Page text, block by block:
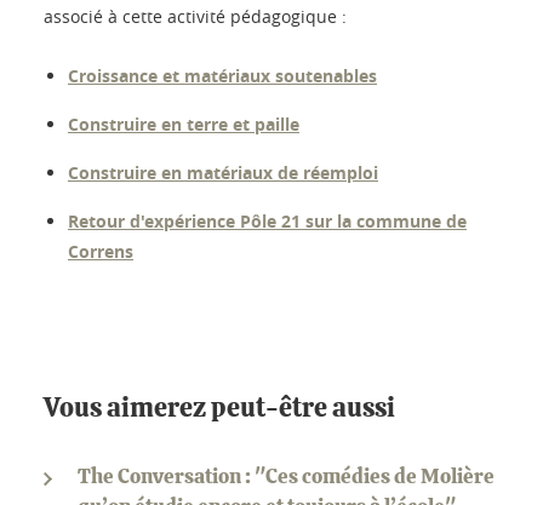
associé à cette activité pédagogique :
Croissance et matériaux soutenables
Construire en terre et paille
Construire en matériaux de réemploi
Retour d'expérience Pôle 21 sur la commune de
Correns
Vous aimerez peut-être aussi
The Conversation : "Ces comédies de Molière